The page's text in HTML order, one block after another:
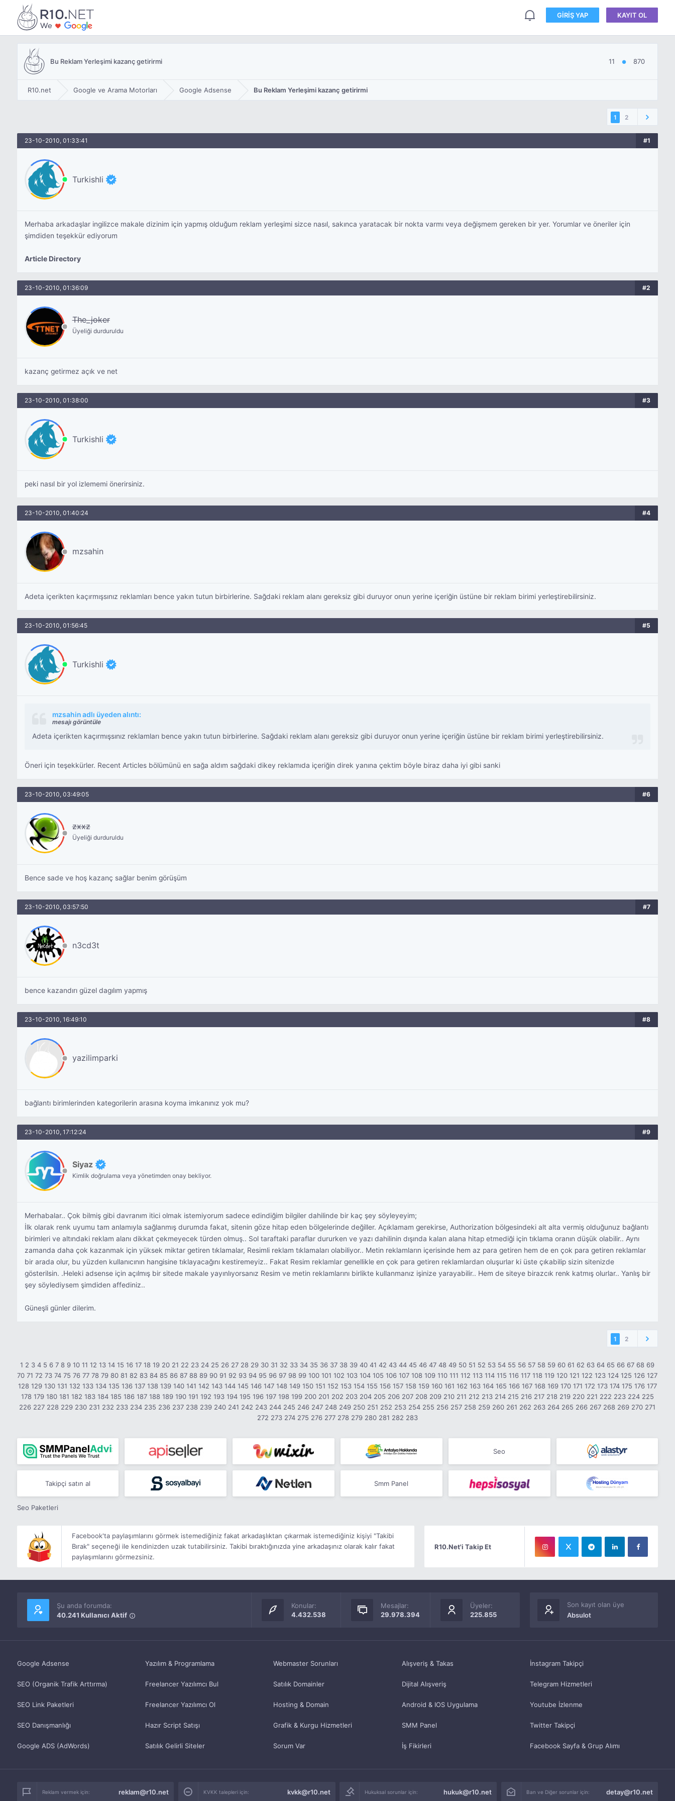
GIRIŞ YAP KAYIT OL
Bu Reklam Yerleşimi kazanç getirirmi 11 ● 870
R10.net Google ve Arama Motorları Google Adsense Bu Reklam Yerleşimi kazanç getirirmi
1 2
23-10-2010, 01:33:41 #1
Turkishli
Merhaba arkadaşlar ingilizce makale dizinim için yapmış olduğum reklam yerleşimi sizce nasıl, sakınca yaratacak bir nokta varmı veya değişmem gereken bir yer. Yorumlar ve öneriler için
şimdiden teşekkür ediyorum
Article Directory
23-10-2010, 01:36:09 #2
The_joker
Üyeliği durduruldu
kazanç getirmez açık ve net
23-10-2010, 01:38:00 #3
Turkishli
peki nasıl bir yol izlememi önerirsiniz.
23-10-2010, 01:40:24 #4
mzsahin
Adeta içerikten kaçırmışsınız reklamları bence yakın tutun birbirlerine. Sağdaki reklam alanı gereksiz gibi duruyor onun yerine içeriğin üstüne bir reklam birimi yerleştirebilirsiniz.
23-10-2010, 01:56:45 #5
Turkishli
mzsahin adlı üyeden alıntı:
mesajı görüntüle
Adeta içerikten kaçırmışsınız reklamları bence yakın tutun birbirlerine. Sağdaki reklam alanı gereksiz gibi duruyor onun yerine içeriğin üstüne bir reklam birimi yerleştirebilirsiniz.
Öneri için teşekkürler. Recent Articles bölümünü en sağa aldım sağdaki dikey reklamıda içeriğin direk yanına çektim böyle biraz daha iyi gibi sanki
23-10-2010, 03:49:05 #6
zxxz
Üyeliği durduruldu
Bence sade ve hoş kazanç sağlar benim görüşüm
23-10-2010, 03:57:50 #7
n3cd3t
bence kazandırı güzel dagılım yapmış
23-10-2010, 16:49:10 #8
yazilimparki
bağlantı birimlerinden kategorilerin arasına koyma imkanınız yok mu?
23-10-2010, 17:12:24 #9
Siyaz
Kimlik doğrulama veya yönetimden onay bekliyor.
Merhabalar.. Çok bilmiş gibi davranım itici olmak istemiyorum sadece edindiğim bilgiler dahilinde bir kaç şey söyleyeyim;
İlk olarak renk uyumu tam anlamıyla sağlanmış durumda fakat, sitenin göze hitap eden bölgelerinde değiller. Açıklamam gerekirse, Authorization bölgesindeki alt alta vermiş olduğunuz bağlantı
birimleri ve altındaki reklam alanı dikkat çekmeyecek türden olmuş.. Sol taraftaki paraflar dururken ve yazı dahilinin dışında kalan alana hitap etmediği için tıklama oranın düşük olabilir.. Aynı
zamanda daha çok kazanmak için yüksek miktar getiren tıklamalar, Resimli reklam tıklamaları olabiliyor.. Metin reklamların içerisinde hem az para getiren hem de en çok para getiren reklamlar
bir arada olur, bu yüzden kullanıcının hangisine tıklayacağını kestiremeyiz.. Fakat Resim reklamlar genellikle en çok para getiren reklamlardan oluşurlar ki üste çıkabilip sizin sitenizde
gösterilsin. .Heleki adsense için açılmış bir sitede makale yayınlıyorsanız Resim ve metin reklamlarını birlikte kullanmanız işinize yarayabilir.. Hem de siteye birazcık renk katmış olurlar.. Yanlış bir
şey söylediysem şimdiden affediniz..
Güneşli günler dilerim.
1 2
1 2 3 4 5 6 7 8 9 10 11 12 13 14 15 16 17 18 19 20 21 22 23 24 25 26 27 28 29 30 31 32 33 34 35 36 37 38 39 40 41 42 43 44 45 46 47 48 49 50 51 52 53 54 55 56 57 58 59 60 61 62 63 64 65 66 67 68 69
70 71 72 73 74 75 76 77 78 79 80 81 82 83 84 85 86 87 88 89 90 91 92 93 94 95 96 97 98 99 100 101 102 103 104 105 106 107 108 109 110 111 112 113 114 115 116 117 118 119 120 121 122 123 124 125 126 127
128 129 130 131 132 133 134 135 136 137 138 139 140 141 142 143 144 145 146 147 148 149 150 151 152 153 154 155 156 157 158 159 160 161 162 163 164 165 166 167 168 169 170 171 172 173 174 175 176 177
178 179 180 181 182 183 184 185 186 187 188 189 190 191 192 193 194 195 196 197 198 199 200 201 202 203 204 205 206 207 208 209 210 211 212 213 214 215 216 217 218 219 220 221 222 223 224 225
226 227 228 229 230 231 232 233 234 235 236 237 238 239 240 241 242 243 244 245 246 247 248 249 250 251 252 253 254 255 256 257 258 259 260 261 262 263 264 265 266 267 268 269 270 271
272 273 274 275 276 277 278 279 280 281 282 283
Seo
Takipçi satın al Smm Panel
Seo Paketleri
Facebook'ta paylaşımlarını görmek istemediğiniz fakat arkadaşlıktan çıkarmak istemediğiniz kişiyi "Takibi
Bırak" seçeneği ile kendinizden uzak tutabilirsiniz. Takibi bıraktığınızda yine arkadaşınız olarak kalır fakat
paylaşımlarını görmezsiniz.
R10.Net'i Takip Et
Şu anda forumda:
40.241 Kullanıcı Aktif
Konular:
4.432.538
Mesajlar:
29.978.394
Üyeler:
225.855
Son kayıt olan üye
Absulot
Google Adsense
SEO (Organik Trafik Arttırma)
SEO Link Paketleri
SEO Danışmanlığı
Google ADS (AdWords)
Yazılım & Programlama
Freelancer Yazılımcı Bul
Freelancer Yazılımcı Ol
Hazır Script Satışı
Satılık Gelirli Siteler
Webmaster Sorunları
Satılık Domainler
Hosting & Domain
Grafik & Kurgu Hizmetleri
Sorum Var
Alışveriş & Takas
Dijital Alışveriş
Android & IOS Uygulama
SMM Panel
İş Fikirleri
İnstagram Takipçi
Telegram Hizmetleri
Youtube İzlenme
Twitter Takipçi
Facebook Sayfa & Grup Alımı
Reklam vermek için: reklam@r10.net KVKK talepleri için: kvkk@r10.net Hukuksal sorunlar için: hukuk@r10.net Ban ve Diğer sorunlar için: detay@r10.net